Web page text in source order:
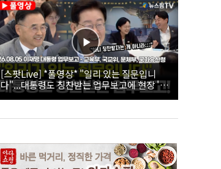
[스팟Live] *풀영상* "일리 있는 질문입니
다"...대통령도 칭찬받는 업무보고에 현장 '빵'
| 26.08.05 이재명 대통령 업무보고 - 교육부,